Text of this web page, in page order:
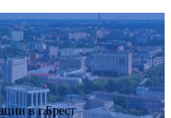
в г.Брест